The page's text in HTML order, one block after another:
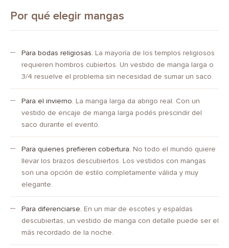
Por qué elegir mangas
Para bodas religiosas. La mayoría de los templos religiosos
requieren hombros cubiertos. Un vestido de manga larga o
3/4 resuelve el problema sin necesidad de sumar un saco.
Para el invierno. La manga larga da abrigo real. Con un
vestido de encaje de manga larga podés prescindir del
saco durante el evento.
Para quienes prefieren cobertura. No todo el mundo quiere
llevar los brazos descubiertos. Los vestidos con mangas
son una opción de estilo completamente válida y muy
elegante.
Para diferenciarse. En un mar de escotes y espaldas
descubiertas, un vestido de manga con detalle puede ser el
más recordado de la noche.